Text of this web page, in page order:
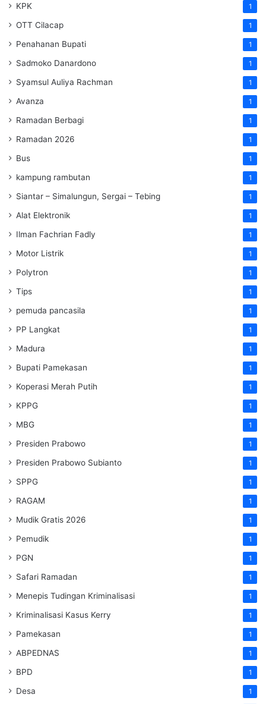
KPK 1
OTT Cilacap 1
Penahanan Bupati 1
Sadmoko Danardono 1
Syamsul Auliya Rachman 1
Avanza 1
Ramadan Berbagi 1
Ramadan 2026 1
Bus 1
kampung rambutan 1
Siantar – Simalungun, Sergai – Tebing 1
Alat Elektronik 1
Ilman Fachrian Fadly 1
Motor Listrik 1
Polytron 1
Tips 1
pemuda pancasila 1
PP Langkat 1
Madura 1
Bupati Pamekasan 1
Koperasi Merah Putih 1
KPPG 1
MBG 1
Presiden Prabowo 1
Presiden Prabowo Subianto 1
SPPG 1
RAGAM 1
Mudik Gratis 2026 1
Pemudik 1
PGN 1
Safari Ramadan 1
Menepis Tudingan Kriminalisasi 1
Kriminalisasi Kasus Kerry 1
Pamekasan 1
ABPEDNAS 1
BPD 1
Desa 1